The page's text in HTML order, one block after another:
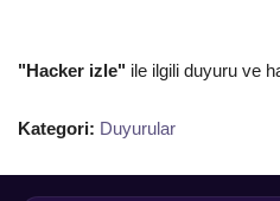
"Hacker izle" ile ilgili duyuru ve
Kategori: Duyurular